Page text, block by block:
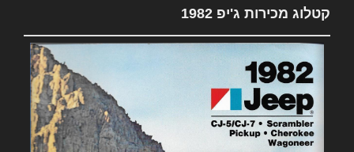
קטלוג מכירות ג'יפ 1982